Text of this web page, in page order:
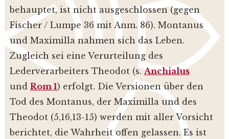
behauptet, ist nicht ausgeschlossen (gegen
Fischer / Lumpe 36 mit Anm. 86). Montanus
und Maximilla nahmen sich das Leben.
Zugleich sei eine Verurteilung des
Lederverarbeiters Theodot (s.Anchialus
und Rom 1) erfolgt. Die Versionen über den
Tod des Montanus, der Maximilla und des
Theodot (5,16,13-15) werden mit aller Vorsicht
berichtet, die Wahrheit offen gelassen. Es ist